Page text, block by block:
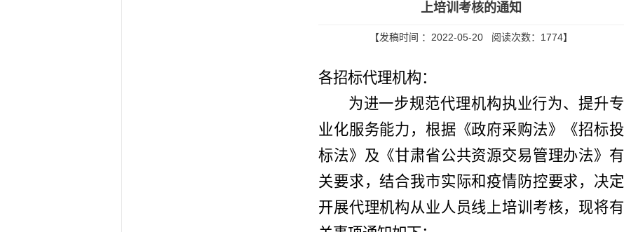
上培训考核的通知
【发稿时间 ：2022-05-20 阅读次数： 1774】
各招标代理机构：
为进一步规范代理机构执业行为、提升专
业化服务能力，根据《政府采购法》《招标投
标法》 及《甘肃省公共资源交易管理办法》有
关要求，结合我市实际和疫情防控要求， 决定
开展代理机构从业人员线上培训考核，现将有